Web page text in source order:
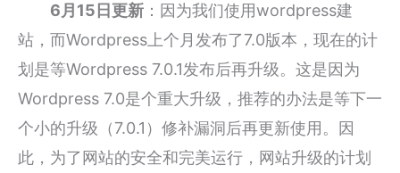
6月15日更新 ：因为我们使用wordpress建
站，而Wordpress上个月发布了7.0版本，现在的计
划是等Wordpress 7.0.1发布后再升级。这是因为
Wordpress 7.0是个重大升级，推荐的办法是等下一
个小的升级（7.0.1）修补漏洞后再更新使用。因
此，为了网站的安全和完美运行，网站升级的计划